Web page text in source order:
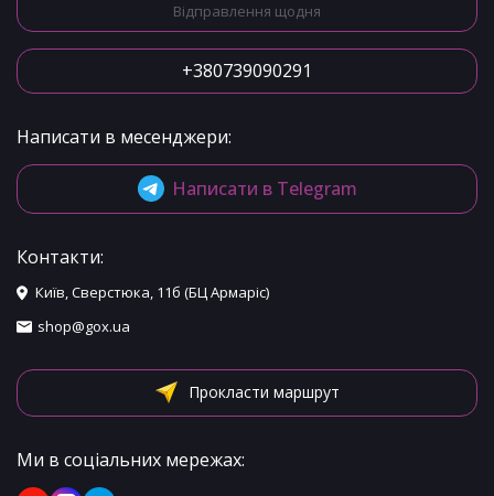
Відправлення щодня
+380739090291
Написати в месенджери:
Написати в Telegram
Контакти:
Київ, Сверстюка, 11б (БЦ Армаріс)
shop@gox.ua
Прокласти маршрут
Ми в соціальних мережах: